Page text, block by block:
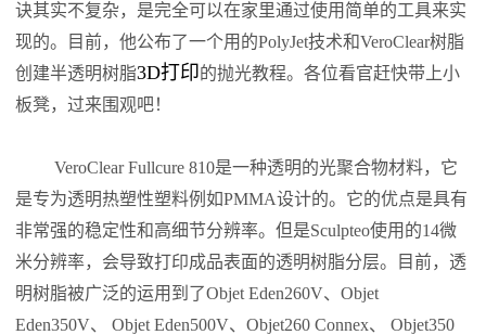
诀其实不复杂，是完全可以在家里通过使用简单的工具来实
现的。目前，他公布了一个用的PolyJet技术和VeroClear树脂
创建半透明树脂3D打印的抛光教程。各位看官赶快带上小
板凳，过来围观吧！
VeroClear Fullcure 810是一种透明的光聚合物材料，它
是专为透明热塑性塑料例如PMMA设计的。它的优点是具有
非常强的稳定性和高细节分辨率。但是Sculpteo使用的14微
米分辨率，会导致打印成品表面的透明树脂分层。目前，透
明树脂被广泛的运用到了Objet Eden260V、Objet
Eden350V、 Objet Eden500V、Objet260 Connex、 Objet350